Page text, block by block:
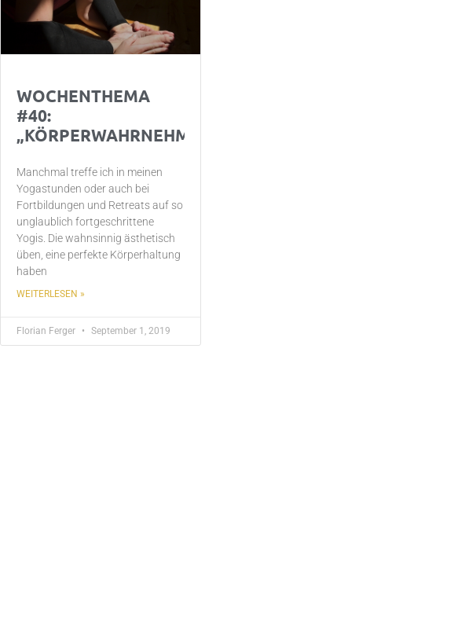
WOCHENTHEMA
#40:
„KÖRPERWAHRNEHMUNG“
Manchmal treffe ich in meinen
Yogastunden oder auch bei
Fortbildungen und Retreats auf so
unglaublich fortgeschrittene
Yogis. Die wahnsinnig ästhetisch
üben, eine perfekte Körperhaltung
haben
WEITERLESEN »
Florian Ferger September 1, 2019